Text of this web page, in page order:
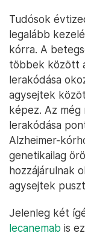
Tudósok
legalább
kórra. A
többek között
lerakódása
agysejtek
képez. Az még
lerakódása
Alzheimer-
genetikailag
hozzájárulnak
agysejtek
Jelenleg két
lecanemab is